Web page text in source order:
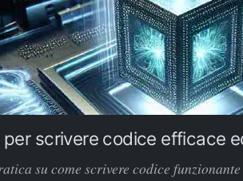
per scrivere codice efficace
su come scrivere codice